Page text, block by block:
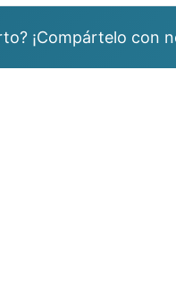
¡Compártelo con